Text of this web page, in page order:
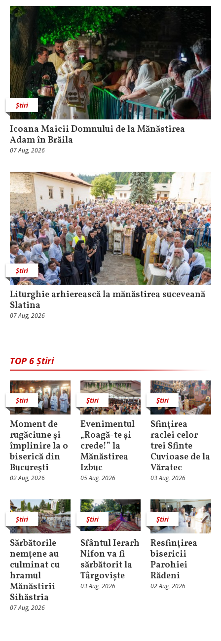
Știri
Icoana Maicii Domnului de la Mănăstirea
Adam în Brăila
07 Aug, 2026
Știri
Liturghie arhierească la mănăstirea suceveană
Slatina
07 Aug, 2026
TOP 6 Știri
Știri
Moment de
rugăciune şi
împlinire la o
biserică din
Bucureşti
02 Aug, 2026
Știri
Evenimentul
„Roagă-te și
crede!” la
Mănăstirea
Izbuc
05 Aug, 2026
Știri
Sfințirea
raclei celor
trei Sfinte
Cuvioase de la
Văratec
03 Aug, 2026
Știri
Sărbătorile
nemţene au
culminat cu
hramul
Mănăstirii
Sihăstria
07 Aug, 2026
Știri
Sfântul Ierarh
Nifon va fi
sărbătorit la
Târgoviște
03 Aug, 2026
Știri
Resfințirea
bisericii
Parohiei
Rădeni
02 Aug, 2026